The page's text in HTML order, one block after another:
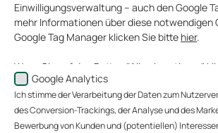
Einwilligungsverwaltung – auch den Google
mehr Informationen über diese notwendigen
Google Tag Manager klicken Sie bitte hier.
Wenn Sie auf den Button "Alle akzeptieren"
Daten zu Ihrem Nutzerverhalten zum Zweck
Trackings (über welche Website gelangen
Besucher zu uns?), der Analyse unserer
des Website-Nutzungsverhaltens sowie des
Google Analytics
Ich stimme der Verarbeitung der Daten zum
des Conversion-Trackings, der Analyse und des
Bewerbung von Kunden und (potentiellen)